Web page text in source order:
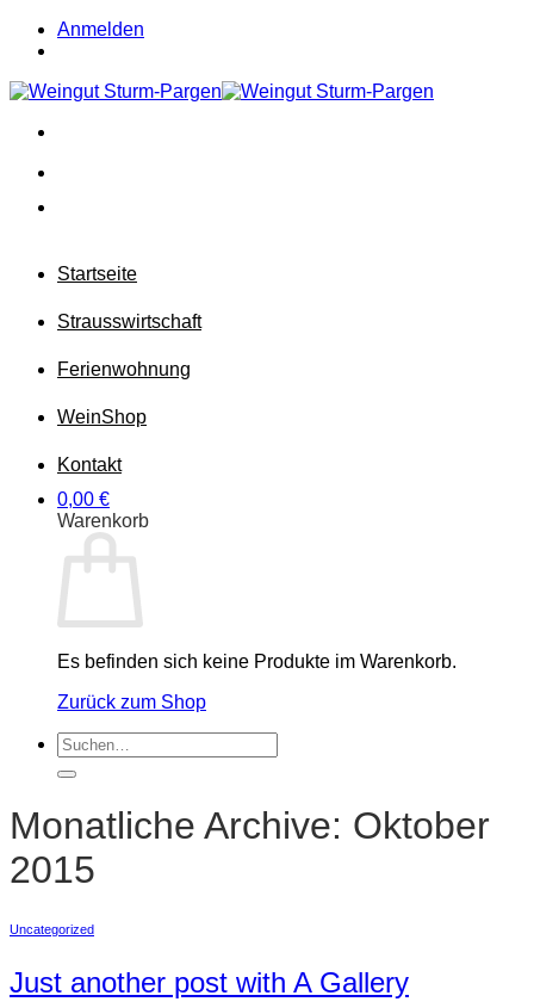
Zum
Inhalt
Anmelden
Startseite
Strausswirtschaft
Ferienwohnung
WeinShop
Kontakt
0,00 €
Warenkorb
Es befinden sich keine Produkte im Warenkorb.
Zurück zum Shop
Suchen
nach:
Monatliche Archive: Oktober
2015
Uncategorized
Just another post with A Gallery